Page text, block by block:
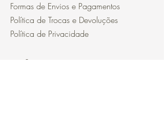
Formas de Envios e Pagamentos
Política de Trocas e Devoluções
Política de Privacidade
Segurança